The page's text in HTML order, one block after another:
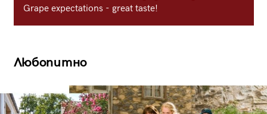
Grape expectations - great taste!
Любопитно